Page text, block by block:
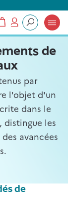
Que recherchez-vous ?
Mon compte
panier
de
par
l'objet d'un
dans le
les
avancées
de